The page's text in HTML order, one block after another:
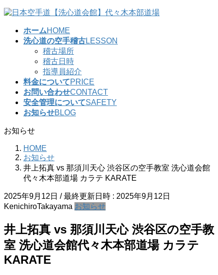
コ
ナ
ホームHOME
洗心道の空手稽古LESSON
稽古場所
稽古日時
指導員紹介
料金についてPRICE
お問い合わせCONTACT
安全管理についてSAFETY
お知らせBLOG
お知らせ
HOME
お知らせ
井上拓真 vs 那須川天心 渋谷区の空手教室 洗心道会館
代々木本部道場 カラテ KARATE
2025年9月12日 / 最終更新日時 : 2025年9月12日
KenichiroTakayama お知らせ
井上拓真 vs 那須川天心 渋谷区の空手教
室 洗心道会館代々木本部道場 カラテ
KARATE